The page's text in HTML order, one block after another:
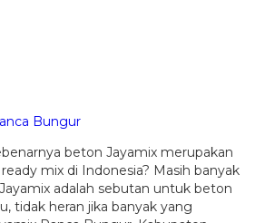
Bungur
beton Jayamix merupakan
mix di Indonesia? Masih banyak
adalah sebutan untuk beton
tidak heran jika banyak yang